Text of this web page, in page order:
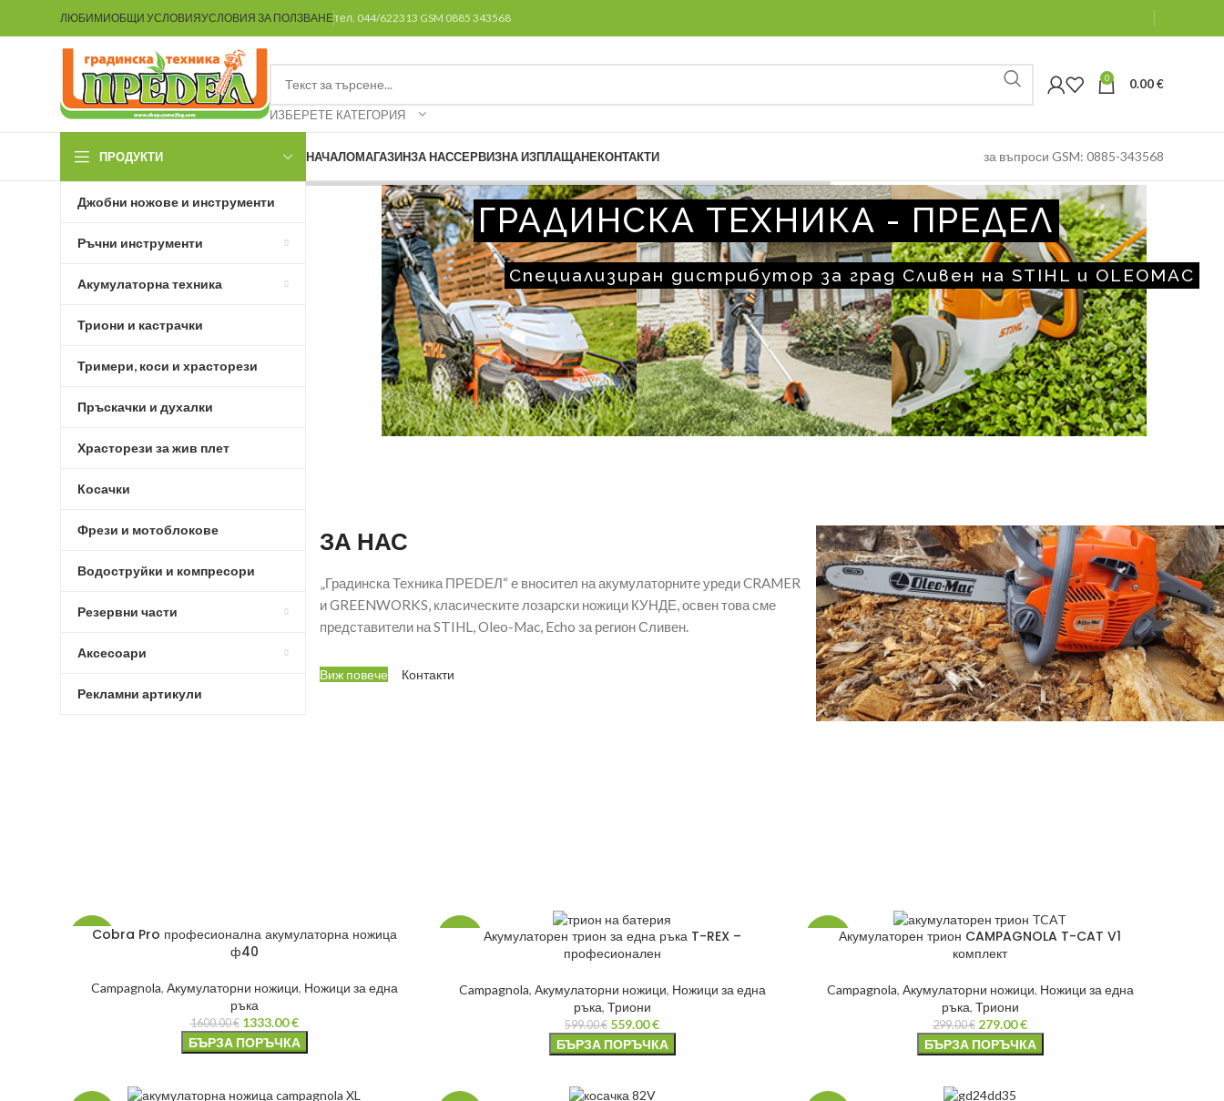
ЛЮБИМИОБЩИ УСЛОВИЯУСЛОВИЯ ЗА ПОЛЗВАНЕтел. 044/622313 GSM 0885 343568
ИЗБЕРЕТЕ КАТЕГОРИЯ
0 0.00€
ПРОДУКТИ
Джобни ножове и инструменти
Ръчни инструменти
Акумулаторна техника
Триони и кастрачки
Тримери, коси и храсторези
Пръскачки и духалки
Храсторези за жив плет
Косачки
Фрези и мотоблокове
Водоструйки и компресори
Резервни части
Аксесоари
Рекламни артикули
НАЧАЛОМАГАЗИНЗА НАССЕРВИЗНА ИЗПЛАЩАНЕКОНТАКТИ за въпроси GSM: 0885-343568
ГРАДИНСКА ТЕХНИКА - ПРЕДЕЛ
Специализиран дистрибутор за град Сливен на STIHL и OLEOMAC
ЗА НАС
„Градинска Техника ПРЕDЕЛ“ е вносител на акумулаторните уреди CRAMER
и GREENWORKS, класическите лозарски ножици КУНДЕ, освен това сме
представители на STIHL, Oleo-Mac, Echo за регион Сливен.
Виж повече Контакти
-17%
НОВО
Cobra Pro професионална акумулаторна ножица
ф40
Campagnola, Акумулаторни ножици, Ножици за една
ръка
1600.00€ 1333.00€
БЪРЗА ПОРЪЧКА
НОВО
Акумулаторен трион за една ръка T-REX –
професионален
Campagnola, Акумулаторни ножици, Ножици за една
ръка, Триони
599.00€ 559.00€
БЪРЗА ПОРЪЧКА
-7%Акумулаторен трион CAMPAGNOLA T-CAT V1
комплект
Campagnola, Акумулаторни ножици, Ножици за една
ръка, Триони
299.00€ 279.00€
БЪРЗА ПОРЪЧКА